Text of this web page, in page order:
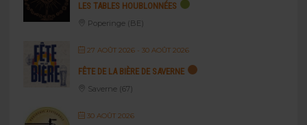
LES TABLES HOUBLONNÉES
Poperinge (BE)
27 AOÛT 2026- 30 AOÛT 2026
FÊTE DE LA BIÈRE DE SAVERNE
Saverne (67)
30 AOÛT 2026